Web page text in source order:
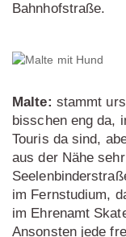
Bahnhofstraße.
Malte: stammt
bisschen eng da,
Touris da sind,
aus der Nähe
im Fernstudium,
im Ehrenamt
Ansonsten jede